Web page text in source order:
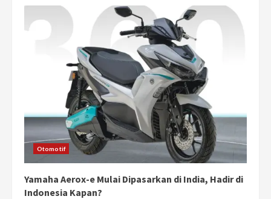
Otomotif
Yamaha Aerox-e Mulai Dipasarkan di India, Hadir di
Indonesia Kapan?